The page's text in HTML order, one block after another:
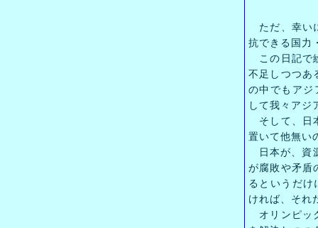
ただ、幸い
抗できる国力
この日記で
不足しつつあ
の中でもアジ
して我々アジ
そして、日
置いて他無い
日本が、資
が腐敗や矛盾
るというだけ
ければ、それ
オリンピッ